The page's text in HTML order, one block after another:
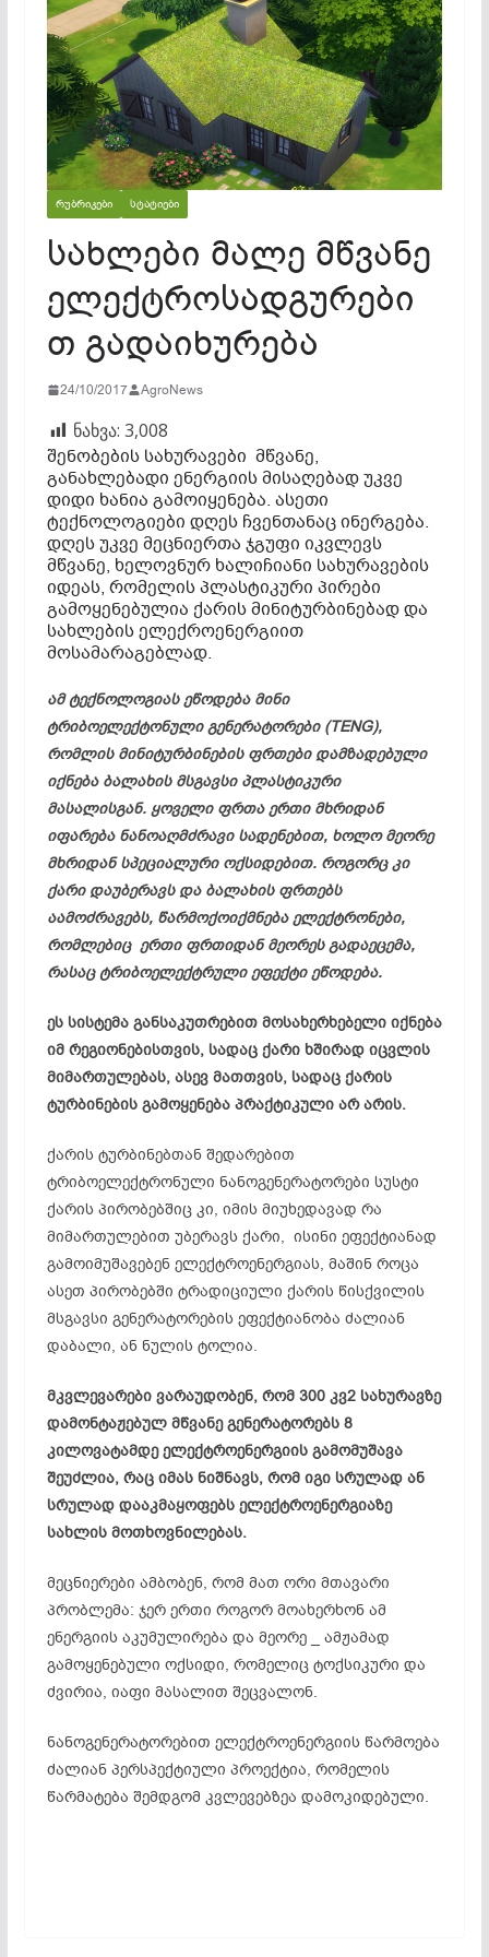
ᲠᲣᲑᲠᲘᲙᲔᲑᲘ ᲡᲢᲐᲢᲘᲔᲑᲘ
სახლები მალე მწვანე
ელექტროსადგურები
თ გადაიხურება
24/10/2017 AgroNews
ნახვა: 3,008
შენობების სახურავები მწვანე,
განახლებადი ენერგიის მისაღებად უკვე
დიდი ხანია გამოიყენება. ასეთი
ტექნოლოგიები დღეს ჩვენთანაც ინერგება.
დღეს უკვე მეცნიერთა ჯგუფი იკვლევს
მწვანე, ხელოვნურ ხალიჩიანი სახურავების
იდეას, რომელის პლასტიკური პირები
გამოყენებულია ქარისმინიტურბინებად და
სახლების ელექროენერგიით
მოსამარაგებლად.
ამ ტექნოლოგიას ეწოდება მინი
ტრიბოელექტონულიგენერატორები (TENG),
რომლის მინიტურბინებისფრთები დამზადებული
იქნება ბალახის მსგავსი პლასტიკური
მასალისგან. ყოველი ფრთა ერთი მხრიდან
იფარება ნანოაღმძრავისადენებით, ხოლო მეორე
მხრიდან სპეციალური ოქსიდებით. როგორც კი
ქარი დაუბერავს და ბალახის ფრთებს
აამოძრავებს, წარმოქოიქმნებაელექტრონები,
რომლებიც ერთი ფრთიდან მეორეს გადაეცემა,
რასაცტრიბოელექტრულიეფექტი ეწოდება.
ეს სისტემა განსაკუთრებით მოსახერხებელი იქნება
იმ რეგიონებისთვის, სადაც ქარი ხშირად იცვლის
მიმართულებას, ასევ მათთვის, სადაც ქარის
ტურბინების გამოყენება პრაქტიკული არ არის.
ქარის ტურბინებთანშედარებით
ტრიბოელექტრონული ნანოგენერატორები სუსტი
ქარის პირობებშიც კი, იმის მიუხედავად რა
მიმართულებით უბერავს ქარი, ისინი ეფექტიანად
გამოიმუშავებენ ელექტროენერგიას, მაშინ როცა
ასეთ პირობებში ტრადიციული ქარის წისქვილის
მსგავსი გენერატორების ეფექტიანობა ძალიან
დაბალი, ან ნულის ტოლია.
მკვლევარები ვარაუდობენ, რომ 300 კვ2 სახურავზე
დამონტაჟებულ მწვანე გენერატორებს 8
კილოვატამდე ელექტროენერგიის გამომუშავა
შეუძლია, რაც იმას ნიშნავს, რომ იგი სრულად ან
სრულად დააკმაყოფებს ელექტროენერგიაზე
სახლის მოთხოვნილებას.
მეცნიერები ამბობენ, რომ მათ ორი მთავარი
პრობლემა: ჯერ ერთი როგორ მოახერხონ ამ
ენერგიის აკუმულირება და მეორე _ ამჟამად
გამოყენებული ოქსიდი, რომელიც ტოქსიკური და
ძვირია, იაფი მასალით შეცვალონ.
ნანოგენერატორებით ელექტროენერგიის წარმოება
ძალიან პერსპექტიული პროექტია, რომელის
წარმატება შემდგომ კვლევებზეა დამოკიდებული.